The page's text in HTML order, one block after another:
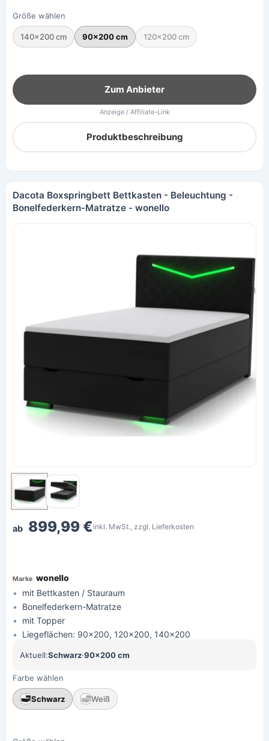
Größe wählen
140×200 cm 90×200 cm 120×200 cm
Zum Anbieter
Anzeige / Affiliate-Link
Produktbeschreibung
Dacota Boxspringbett Bettkasten - Beleuchtung -
Bonelfederkern-Matratze - wonello
ab 899,99 €inkl. MwSt., zzgl. Lieferkosten
wonello
mit Bettkasten / Stauraum
Bonelfederkern-Matratze
mit Topper
Liegeflächen: 90x200, 120x200, 140x200
Aktuell:Schwarz·90×200 cm
Farbe wählen
Schwarz Weiß